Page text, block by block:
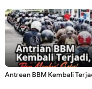
Antrean BBM Kembali